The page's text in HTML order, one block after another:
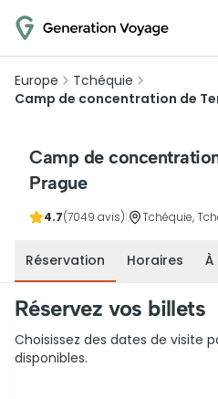
Europe
Tchéquie
Camp de concentration de
Camp de
Prague
4.7(7049 avis) Tchéquie,
Réservation Horaires
Réservez vos billets
Choisissez des dates de visite
disponibles.